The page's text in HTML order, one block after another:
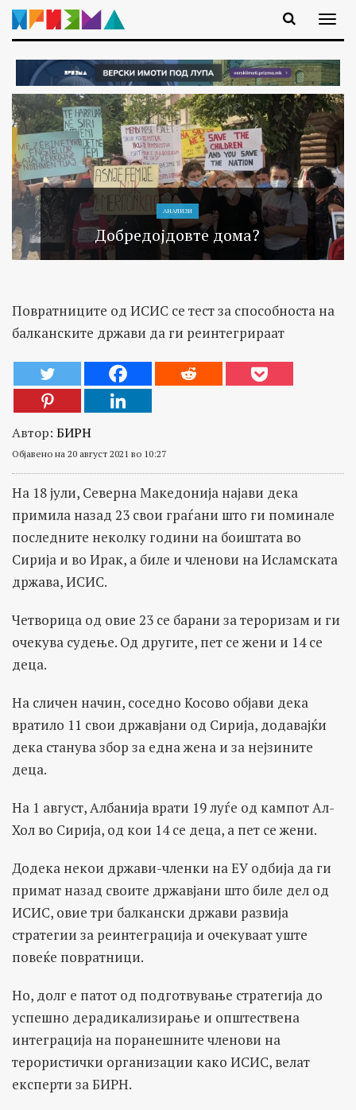
АНАЛИЗИ
Добредојдовте дома?
Повратниците од ИСИС се тест за способноста на
балканските држави да ги реинтегрираат
Автор: БИРН
Објавено на 20 август 2021 во 10:27
На 18 јули, Северна Македонија најави дека
примила назад 23 свои граѓани што ги поминале
последните неколку години на боиштата во
Сирија и во Ирак, а биле и членови на Исламската
држава, ИСИС.
Четворица од овие 23 се барани за тероризам и ги
очекува судење. Од другите, пет се жени и 14 се
деца.
На сличен начин, соседно Косово објави дека
вратило 11 свои државјани од Сирија, додавајќи
дека станува збор за една жена и за нејзините
деца.
На 1 август, Албанија врати 19 луѓе од кампот Ал-
Хол во Сирија, од кои 14 се деца, а пет се жени.
Додека некои држави-членки на ЕУ одбија да ги
примат назад своите државјани што биле дел од
ИСИС, овие три балкански држави развија
стратегии за реинтеграција и очекуваат уште
повеќе повратници.
Но, долг е патот од подготвување стратегија до
успешно дерадикализирање и општествена
интеграција на поранешните членови на
терористички организации како ИСИС, велат
експерти за БИРН.